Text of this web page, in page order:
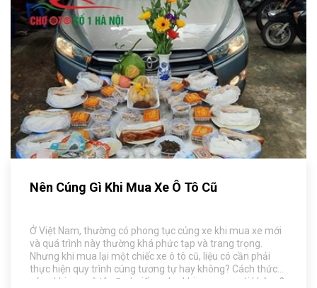
Nên Cúng Gì Khi Mua Xe Ô Tô Cũ
Ở Việt Nam, thường có phong tục cúng xe khi mua xe mới
và quá trình này thường khá phức tạp và trang trọng.
Nhưng khi mua lại một chiếc xe ô tô cũ, liệu có cần phải
thực hiện quy trình cúng tương tự hay không? Cách thức
cúng khi mua ô tô cũ có giống như khi mua xe mới không?